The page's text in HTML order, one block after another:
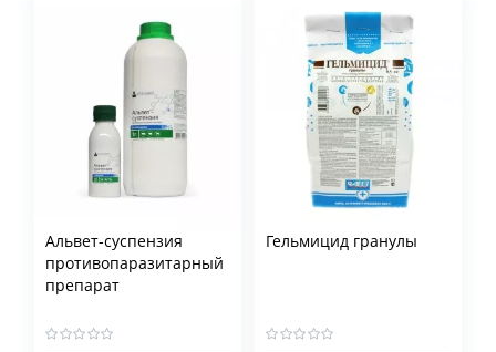
500 гр
Альвет-суспензия
противопаразитарный
препарат
Гельмицид гранулы